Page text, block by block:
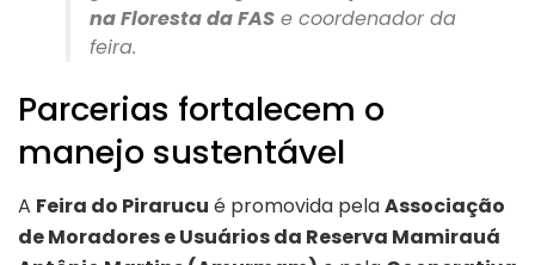
na Floresta da FAS e coordenador da
feira.
Parcerias fortalecem o
manejo sustentável
A Feira do Pirarucu é promovida pelaAssociação
de Moradores e Usuários da Reserva Mamirauá